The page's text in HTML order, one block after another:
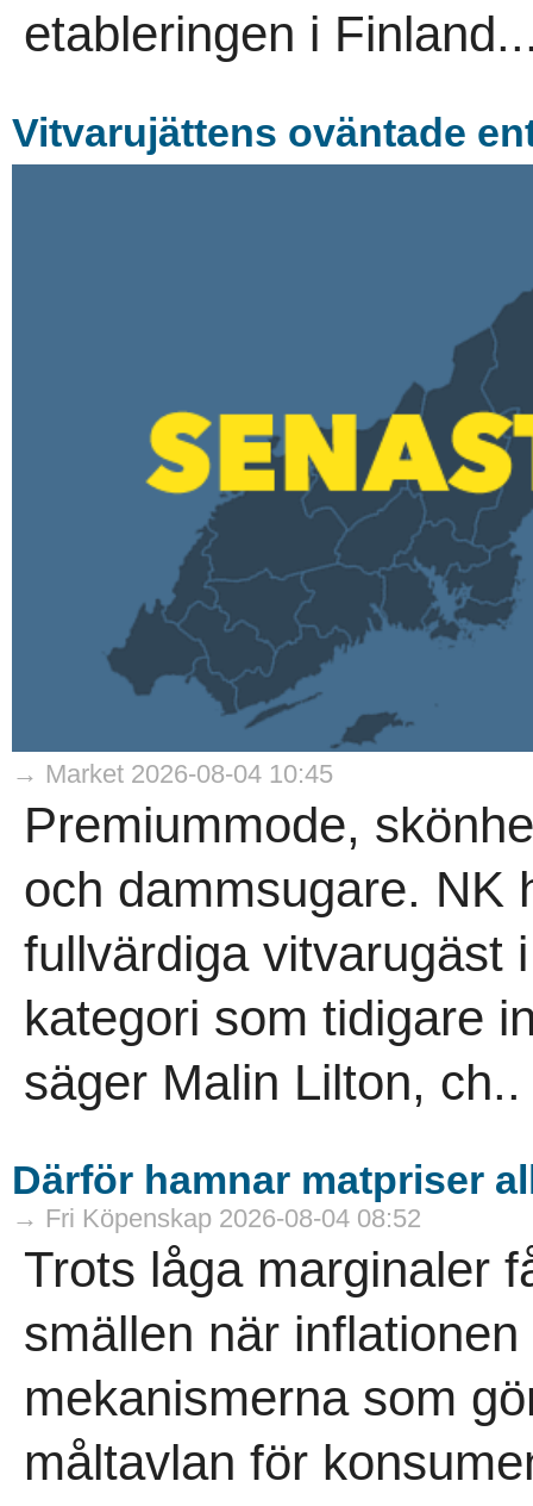
etableringen i
Vitvarujättens oväntade
→ Market 2026-08-04 10:45
Premiummode,
och dammsugare. NK
fullvärdiga vitvarugäst
kategori som tidigare
säger Malin Lilton, ch..
Därför hamnar matpriser
→ Fri Köpenskap 2026-08-04 08:52
Trots låga marginaler
smällen när
mekanismerna som
måltavlan för